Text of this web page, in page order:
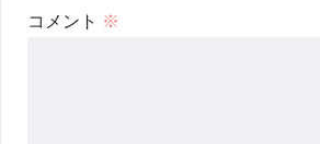
コメント ※